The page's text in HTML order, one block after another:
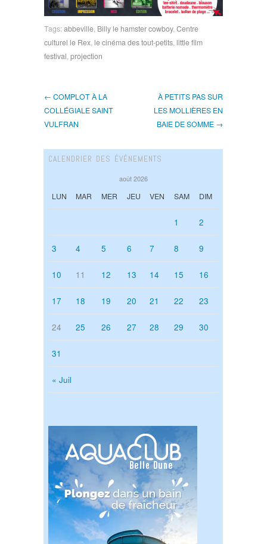
Tags:abbeville, Billy le hamster cowboy,Centre
culturel le Rex, le cinéma des tout-petits, little film
festival,projection
← COMPLOT À LA
COLLÉGIALE SAINT
VULFRAN
À PETITS PAS SUR
LES MOLLIÈRES EN
BAIE DE SOMME →
CALENDRIER DES ÉVÉNEMENTS
août 2026
LUN MAR MER JEU VEN SAM DIM
« Juil
1 2
3 4 5 6 7 8 9
10 11 12 13 14 15 16
17 18 19 20 21 22 23
24 25 26 27 28 29 30
31